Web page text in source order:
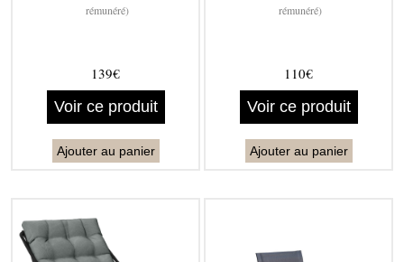
rémunéré)
139€
Voir ce produit
Ajouter au panier
rémunéré)
110€
Voir ce produit
Ajouter au panier